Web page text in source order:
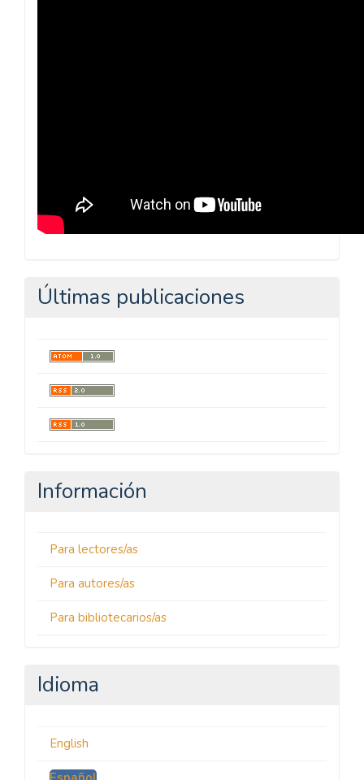
Últimas publicaciones
Información
Para lectores/as
Para autores/as
Para bibliotecarios/as
Idioma
English